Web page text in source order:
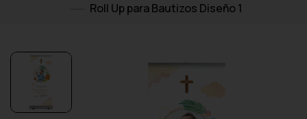
Roll Up para Bautizos Diseño 1